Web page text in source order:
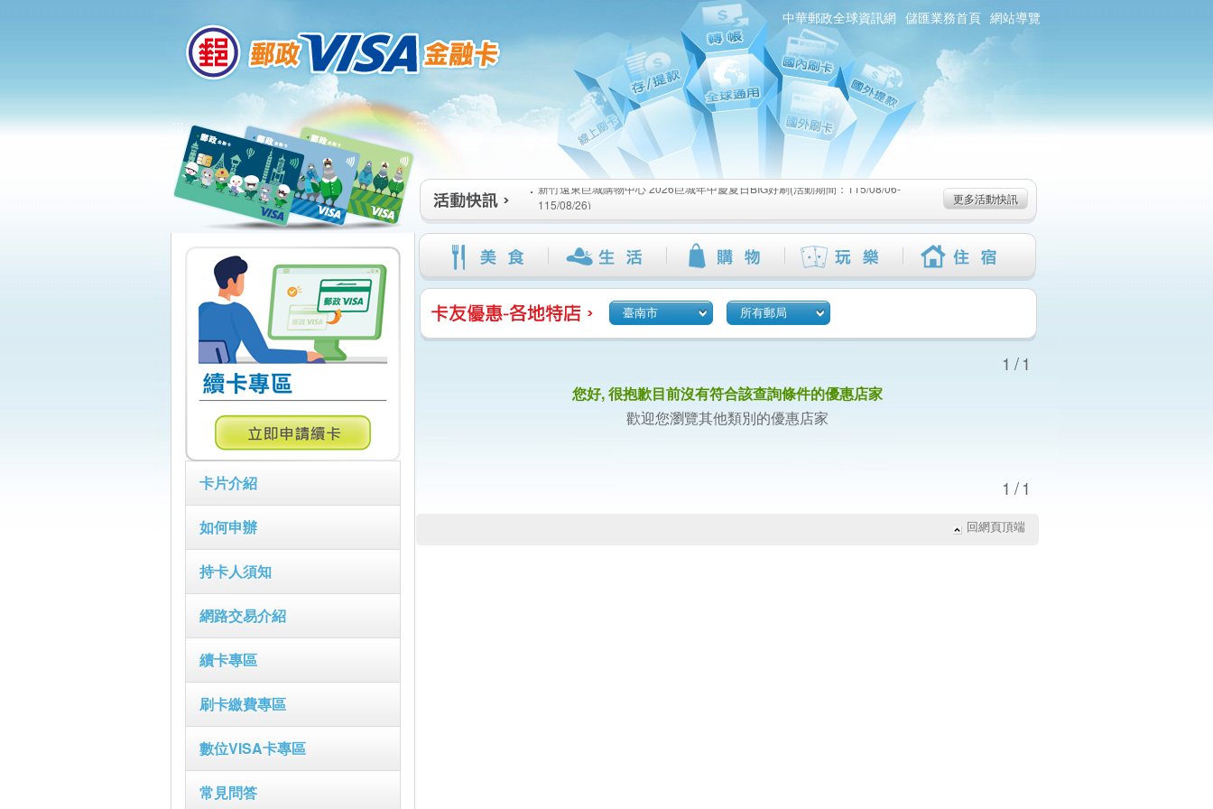
中華郵政全球資訊網 儲匯業務首頁 網站導覽
:::
卡片介紹
如何申辦
持卡人須知
網路交易介紹
續卡專區
刷卡繳費專區
數位VISA卡專區
常見問答
:::
新竹遠東巨城購物中心 2026巨城年中慶夏日BIG好刷(活動期間：115/08/06-
115/08/26)
臺北三創生活 有點東西第2波 刷卡郵好禮(活動期間：115/08/06-115/09/02)
桃園大江國際購物中心 好饗去大江檔期(活動期間：115/08/01-115/08/19)
新竹遠東巨城購物中心 2026巨城年中慶夏日BIG好刷(活動期間：115/08/06-
115/08/26)
臺北三創生活 有點東西第2波 刷卡郵好禮(活動期間：115/08/06-115/09/02)
桃園大江國際購物中心 好饗去大江檔期(活動期間：115/08/01-115/08/19)
更多活動快訊
臺南市 所有郵局
1/1
您好, 很抱歉目前沒有符合該查詢條件的優惠店家
歡迎您瀏覽其他類別的優惠店家
1/1
回網頁頂端